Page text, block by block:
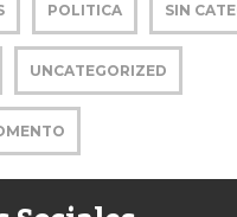
POLITICA SIN
UNCATEGORIZED